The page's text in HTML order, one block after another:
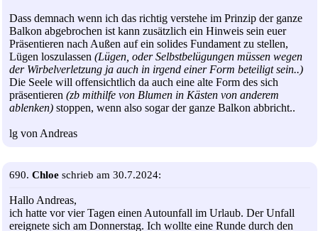
Dass demnach wenn ich das richtig verstehe im Prinzip der ganze
Balkon abgebrochen ist kann zusätzlich ein Hinweis sein euer
Präsentieren nach Außen auf ein solides Fundament zu stellen,
Lügen loszulassen (Lügen, oder Selbstbelügungen müssen wegen
der Wirbelverletzung ja auch in irgend einer Form beteiligt sein..)
Die Seele will offensichtlich da auch eine alte Form des sich
präsentieren (zb mithilfe von Blumen in Kästen von anderem
ablenken) stoppen, wenn also sogar der ganze Balkon abbricht..
lg von Andreas
690. Chloe schrieb am 30.7.2024:
Hallo Andreas,
ich hatte vor vier Tagen einen Autounfall im Urlaub. Der Unfall
ereignete sich am Donnerstag. Ich wollte eine Runde durch den